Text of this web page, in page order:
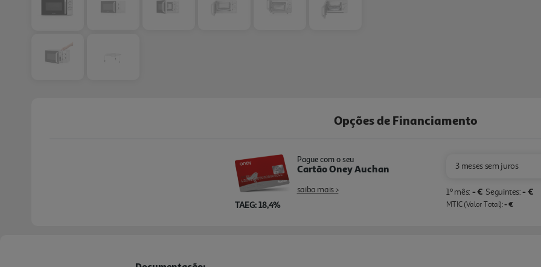
Opções de Financiamento
TAEG: 18,4%
Pague com o seu
Cartão Oney Auchan
saiba mais >
3 meses sem juros
1º mês: - € Seguintes: - €
MTIC (Valor Total):- €